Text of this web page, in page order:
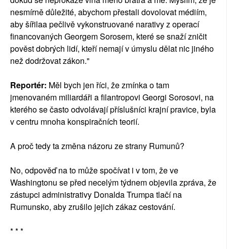
nesmírně důležité, abychom přestali dovolovat médiím,
aby šířilaa pečlivě vykonstruované narativy z operací
financovaných Georgem Sorosem, které se snaží zničit
pověst dobrých lidí, kteří nemají v úmyslu dělat nic jiného
než dodržovat zákon."
Reportér: Měl bych jen říci, že zmínka o tam
jmenovaném miliardáři a filantropovi Georgi Sorosovi, na
kterého se často odvolávají příslušníci krajní pravice, byla
v centru mnoha konspiračních teorií.
A proč tedy ta změna názoru ze strany Rumunů?
No, odpověď na to může spočívat i v tom, že ve
Washingtonu se před necelým týdnem objevila zpráva, že
zástupci administrativy Donalda Trumpa tlačí na
Rumunsko, aby zrušilo jejich zákaz cestování.
* * *